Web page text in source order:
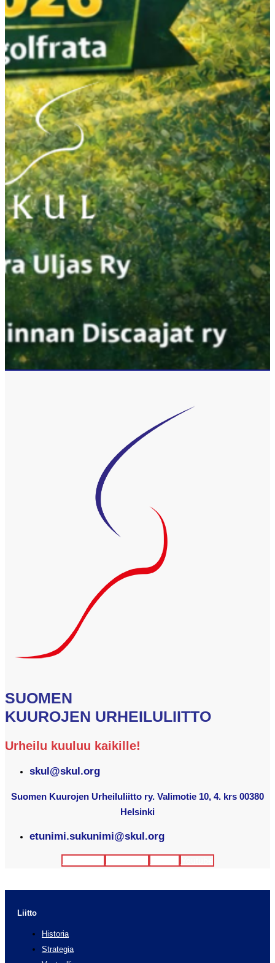
SUOMEN
KUUROJEN URHEILULIITTO
Urheilu kuuluu kaikille!
skul@skul.org
Suomen Kuurojen Urheiluliitto ry. Valimotie 10, 4. krs 00380
Helsinki
etunimi.sukunimi@skul.org
Liitto
Historia
Strategia